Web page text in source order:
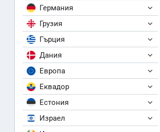
Германия
Грузия
Гърция
Дания
Европа
Еквадор
Естония
Израел